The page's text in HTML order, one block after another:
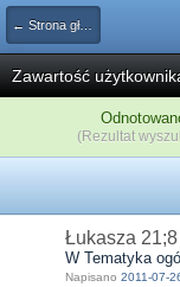
← Strona główna
Zawartość
(Rezultat
Łukasza 21;8
W Tematyka
Napisano 2011-07-